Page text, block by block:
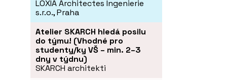
LOXIA Architectes Ingenierie
s.r.o., Praha
Atelier SKARCH hledá posilu
do týmu! (Vhodné pro
studenty/ky VŠ – min. 2–3
dny v týdnu)
SKARCH architekti